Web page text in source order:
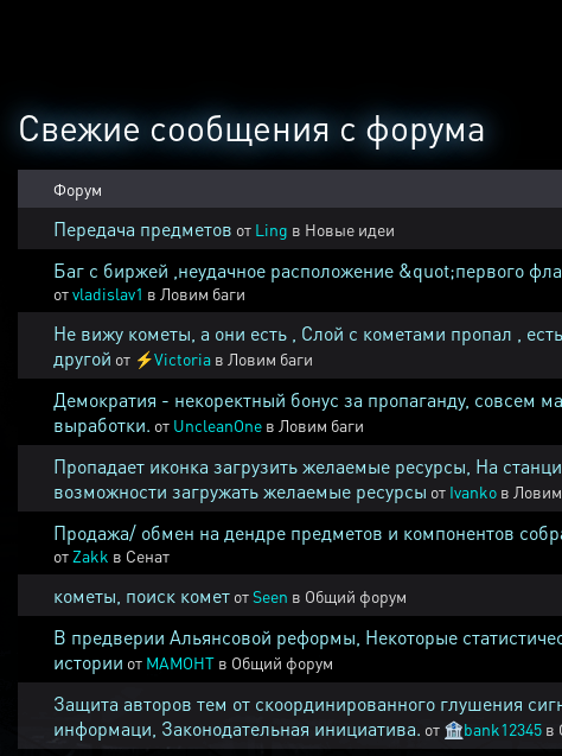
Свежие сообщения с форума
Форум
Передача предметов от Ling в Новые идеи
Баг с биржей ,неудачное расположение &quot;первого
отvladislav1 в Ловим баги
Не вижу кометы, а они есть , Слой с кометами пропал ,
другой от ⚡Victoria в Ловим баги
Демократия - некоректный бонус за пропаганду, совсем
выработки. от UncleanOne в Ловим баги
Пропадает иконка загрузить желаемые ресурсы, На
возможности загружать желаемые ресурсы от Ivanko в
Продажа/ обмен на дендре предметов и компонентов
от Zakk в Сенат
кометы, поиск комет отSeen в Общий форум
В предверии Альянсовой реформы, Некоторые
истории от MAMOHT в Общий форум
Защита авторов тем от скоординированного глушения
информаци, Законодательная инициатива. от 🏦bank12345 в